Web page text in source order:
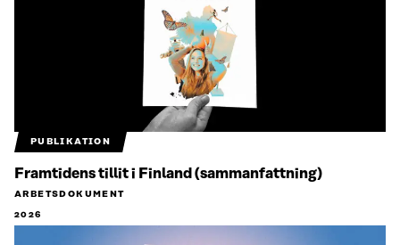
PUBLIKATION
Framtidens tillit i Finland (sammanfattning)
ARBETSDOKUMENT
2026